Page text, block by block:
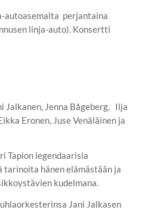
autoasemalta perjantaina
linja-auto). Konsertti
Jalkanen, Jenna Bågeberg, Ilja
Eronen, Juse Venäläinen ja
Tapion legendaarisia
tarinoita hänen elämästään ja
kudelmana.
Jani Jalkasen